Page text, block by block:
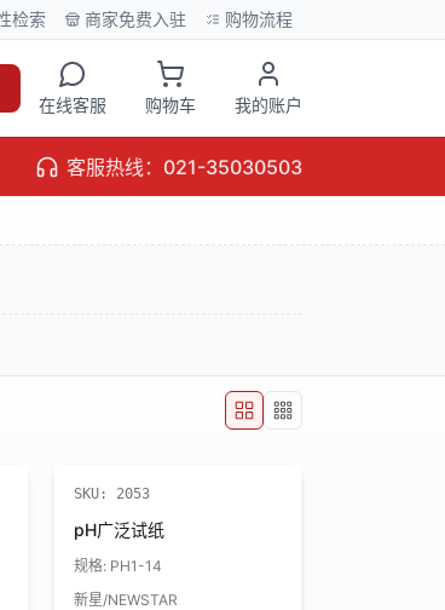
检索 商家免费入驻 购物流程
在线客服 购物车 我的账户
客服热线：021-35030503
SKU: 2053
pH广泛试纸
规格: PH1-14
新星/NEWSTAR